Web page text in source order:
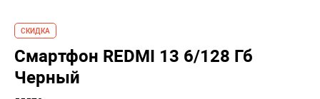
СКИДКА
Смартфон REDMI 13 6/128 Гб
Черный